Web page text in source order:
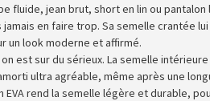
fluide, jean brut, short en lin ou pantalon
en faire trop. Sa semelle crantée
un look moderne et affirmé.
est sur du sérieux. La semelle
ultra agréable, même après une
EVA rend la semelle légère et durable,